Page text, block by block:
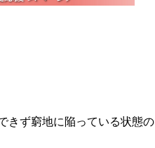
きず窮地に陥っている状態の